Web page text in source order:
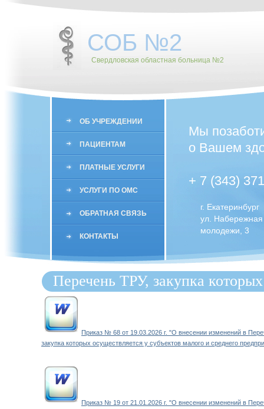
СОБ №2
Свердловская областная больница №2
ОБ УЧРЕЖДЕНИИ
ПАЦИЕНТАМ
ПЛАТНЫЕ УСЛУГИ
УСЛУГИ ПО ОМС
ОБРАТНАЯ СВЯЗЬ
КОНТАКТЫ
Мы
о Вашем
+ 7 (343)
г. Екатеринбург
ул.
молодежи, 3
Перечень ТРУ, закупка которых
осуществляется у субъектов
среднего предпринимательства.
Приказ № 68 от 19.03.2026 г. "О внесении изменений в
закупка которых осуществляется у субъектов малого и среднего
Приказ № 19 от 21.01.2026 г. "О внесении изменений в